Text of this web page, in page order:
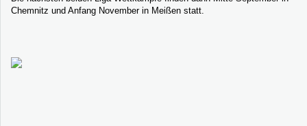
Chemnitz und Anfang November in Meißen statt.